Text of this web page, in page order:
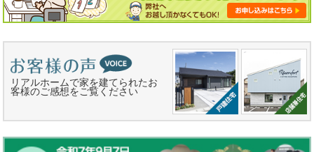
リアルホームで家を建てられたお
客様のご感想をご覧ください